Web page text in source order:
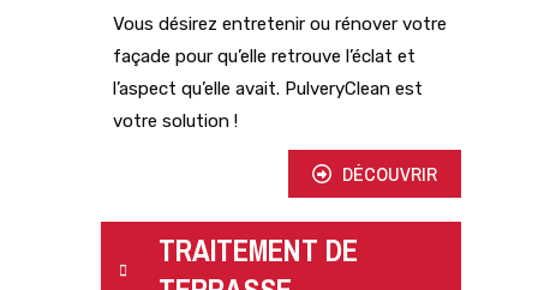
Vous désirez entretenir ou rénover votre
façade pour qu’elle retrouve l’éclat et
l’aspect qu’elle avait. PulveryClean est
votre solution !
DÉCOUVRIR
TRAITEMENT DE